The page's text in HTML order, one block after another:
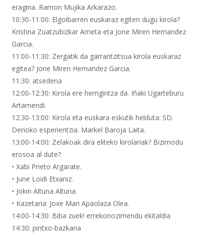
eragina. Ramon Mujika Arkarazo.
10:30-11:00: Elgoibarren euskaraz egiten dugu kirola?
Kristina Zuatzubizkar Arrieta eta Jone Miren Hernandez
Garcia.
11:00-11:30: Zergatik da garrantzitsua kirola euskaraz
egitea? Jone Miren Hernandez Garcia.
11:30: atsedena
12:00-12:30: Kirola ere herrigintza da. Iñaki Ugarteburu
Artamendi.
12:30-13:00: Kirola eta euskara eskutik helduta: SD.
Derioko esperientzia. Markel Baroja Laita.
13:00-14:00: Zelakoak dira eliteko kirolariak? Bizimodu
erosoa al dute?
• Xabi Prieto Argarate.
• June Loidi Etxaniz.
• Jokin Altuna Altuna.
• Kazetaria: Joxe Mari Apaolaza Olea.
14:00-14:30: Biba zuek! errekonozimendu ekitaldia
14:30: pintxo-bazkaria